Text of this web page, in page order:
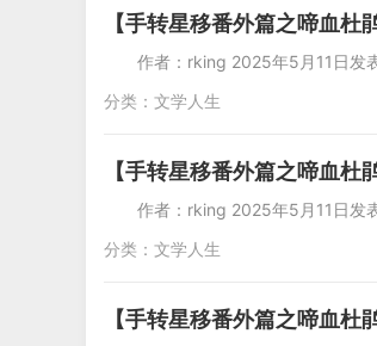
【手转星移番外篇之啼血杜
作者：rking 2025年5月
分类： 文学人生
【手转星移番外篇之啼血杜
作者：rking 2025年5月
分类： 文学人生
【手转星移番外篇之啼血杜